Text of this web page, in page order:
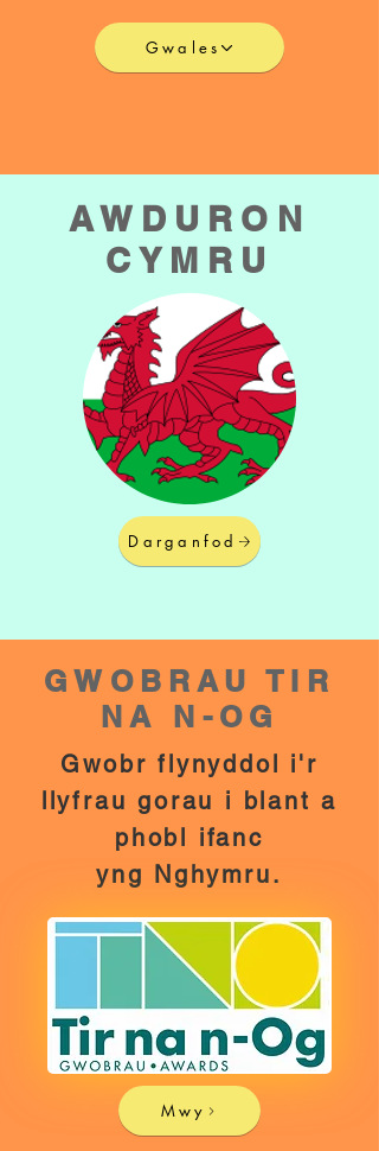
Gwales
AWDURON
CYMRU
Darganfod
GWOBRAU TIR
NA N-OG
Gwobr flynyddol i'r
llyfrau gorau i blant a
phobl ifanc
yng Nghymru.
Mwy